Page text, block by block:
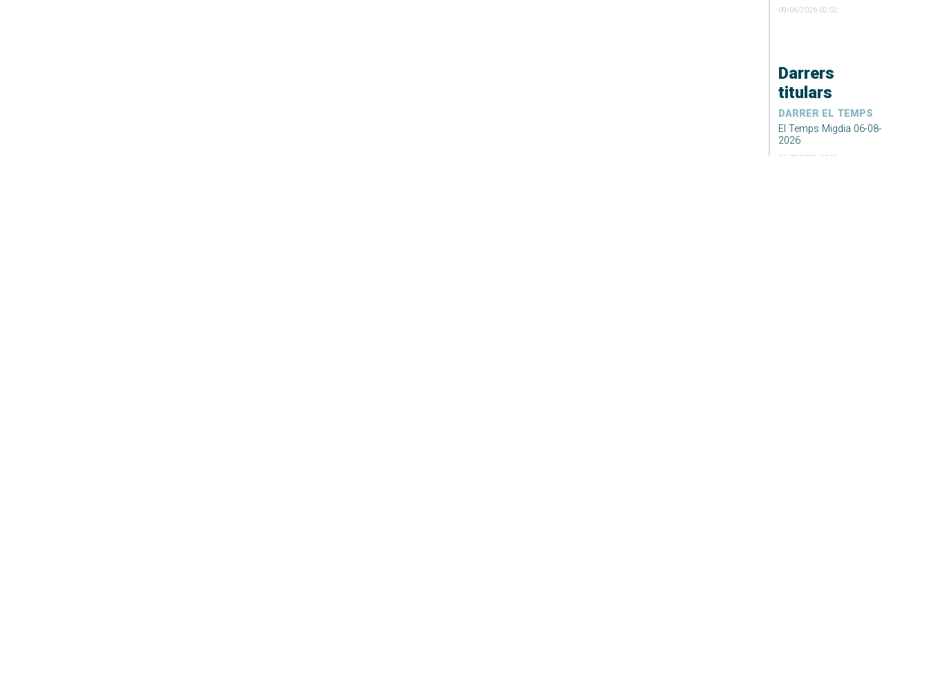
09/06/2026 02:52
Darrers
titulars
DARRER EL TEMPS
El Temps Migdia 06-08-
2026
06/08/2026 04:55